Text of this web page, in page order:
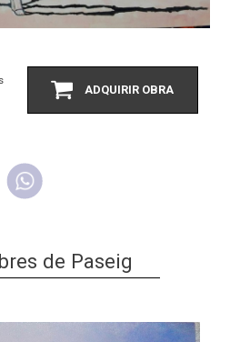
ADQUIRIR OBRA
de Paseig